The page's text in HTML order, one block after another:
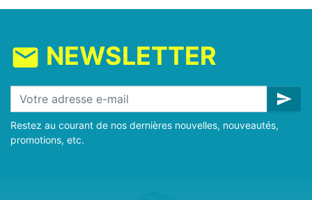
mail NEWSLETTER
send
Restez au courant de nos dernières nouvelles, nouveautés,
promotions, etc.